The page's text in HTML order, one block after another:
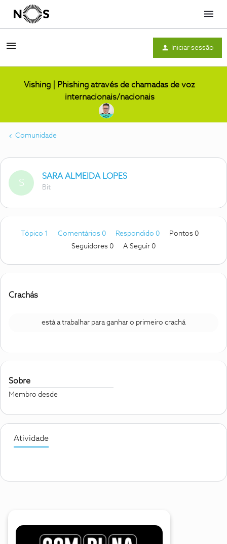
Menu
Iniciar sessão
Vishing | Phishing através de chamadas de voz
internacionais/nacionais
Comunidade
S
SARA ALMEIDA LOPES
Bit
Tópico 1 Comentários 0 Respondido 0
Pontos 0
Seguidores 0 A Seguir 0
Crachás
está a trabalhar para ganhar o primeiro crachá
Sobre
Membro desde
Atividade